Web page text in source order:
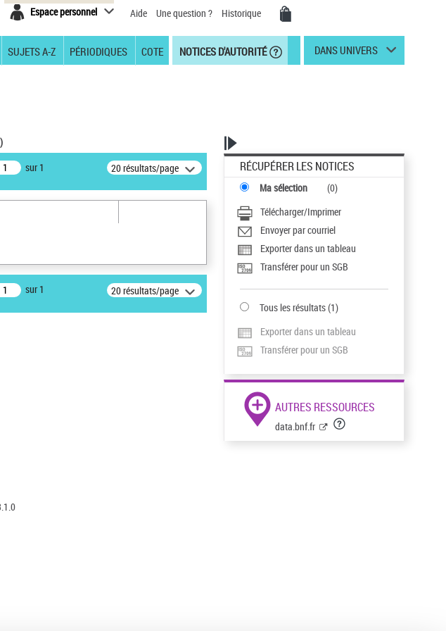
Espace personnel Aide Une question ? Historique
SUJETS A-Z PÉRIODIQUES COTE NOTICES D'AUTORITÉ DANS UNIVERS
)
sur 1 20 résultats/page
sur 1 20 résultats/page
RÉCUPÉRER LES NOTICES
Ma sélection (0)
Télécharger/Imprimer
Envoyer par courriel
Exporter dans un tableau
Transférer pour un SGB
Tous les résultats(1)
Exporter dans un tableau
Transférer pour un SGB
AUTRES RESSOURCES
data.bnf.fr